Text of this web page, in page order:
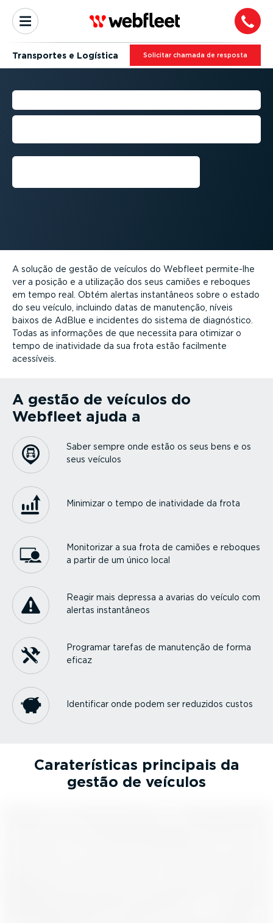
Transportes e Logística Solicitar chamada de resposta
GESTÃO DE VEÍCULOS
Monitorize os seus camiões e reboques
A solução de gestão de veículos do Webfleet permite-lhe
ver a posição e a utilização dos seus camiões e reboques
em tempo real. Obtém alertas instan­tâneos sobre o estado
do seu veículo, incluindo datas de manutenção, níveis
baixos de AdBlue e incidentes do sistema de diagnóstico.
Todas as informações de que necessita para otimizar o
tempo de inatividade da sua frota estão facilmente
acessíveis.
A gestão de veículos do
Webfleet ajuda a
Saber sempre onde estão os seus bens e os
seus veículos
Minimizar o tempo de inatividade da frota
Monitorizar a sua frota de camiões e reboques
a partir de um único local
Reagir mais depressa a avarias do veículo com
alertas instan­tâneos
Programar tarefas de manutenção de forma
eficaz
Identificar onde podem ser reduzidos custos
Carate­rís­ticas principais da
gestão de veículos